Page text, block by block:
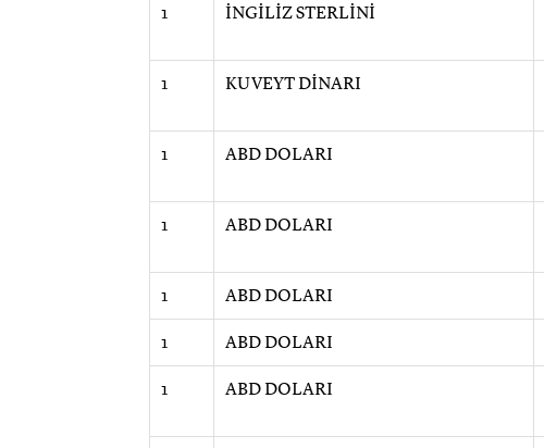
1 İNGİLİZ STERLİNİ
1 KUVEYT DİNARI
1 ABD DOLARI
1 ABD DOLARI
1 ABD DOLARI
1 ABD DOLARI
1 ABD DOLARI